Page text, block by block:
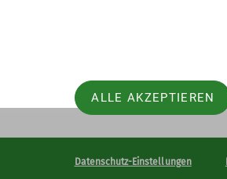
Datenschutz-Einstellungen
ALLE AKZEPTIEREN